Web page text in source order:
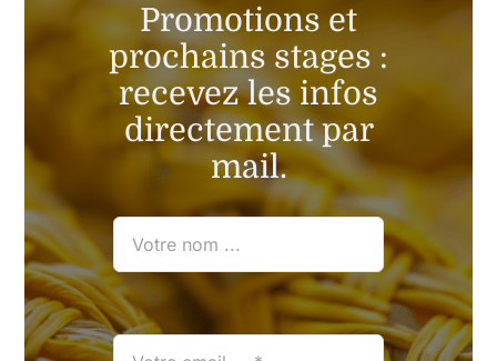
Promotions et
prochains stages :
recevez les infos
directement par
mail.